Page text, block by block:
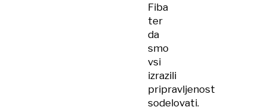
Fiba
ter
da
smo
vsi
izrazili
pripravljenost
sodelovati.